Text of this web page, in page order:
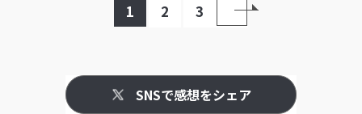
1 2 3
SNSで感想をシェア